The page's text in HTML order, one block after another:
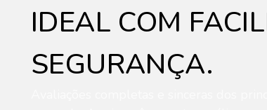
IDEAL COM
SEGURANÇA.